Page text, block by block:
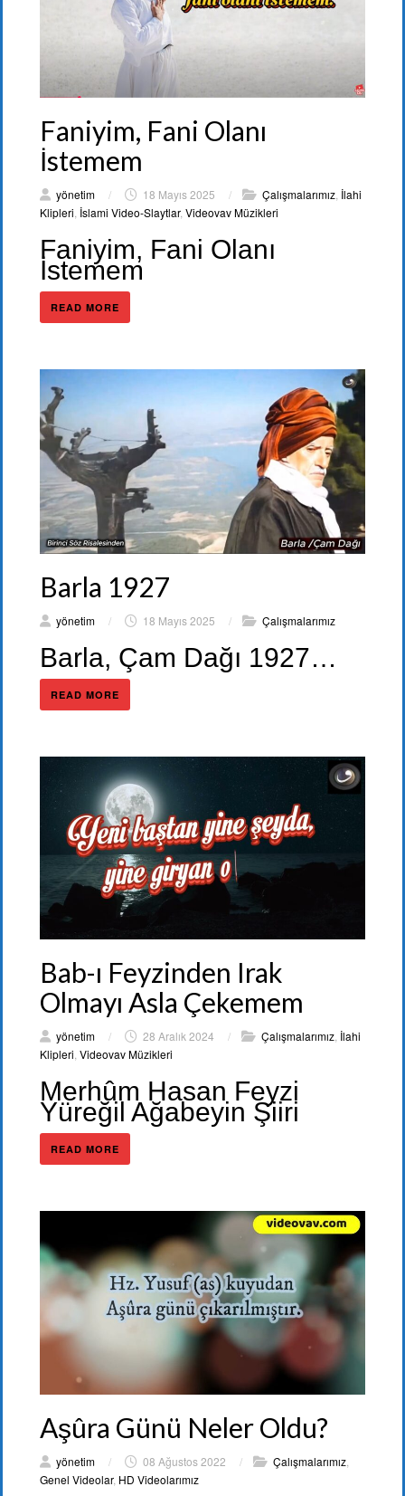
Faniyim, Fani Olanı
İstemem
yönetim / 18 Mayıs 2025 / Çalışmalarımız İlahi
Klipleri İslami Video-Slaytlar, Videovav Müzikleri
Faniyim, Fani Olanı
İstemem
READ MORE
Barla 1927
yönetim / 18 Mayıs 2025 / Çalışmalarımız
Barla, Çam Dağı 1927…
READ MORE
Bab-ı Feyzinden Irak
Olmayı Asla Çekemem
yönetim / 28 Aralık 2024 / Çalışmalarımız İlahi
Klipleri Videovav Müzikleri
Merhûm Hasan Feyzi
Yüreğil Ağabeyin Şiiri
READ MORE
Aşûra Günü Neler Oldu?
yönetim / 08 Ağustos 2022 / Çalışmalarımız
Genel Videolar, HD Videolarımız